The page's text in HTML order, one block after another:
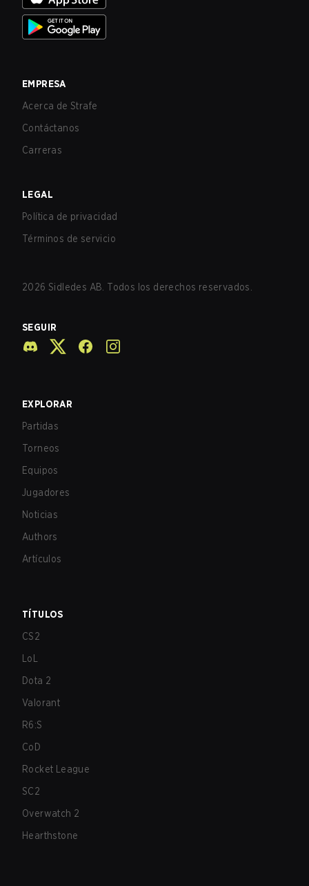
EMPRESA
Acerca de Strafe
Contáctanos
Carreras
LEGAL
Política de privacidad
Términos de servicio
2026 Sidledes AB. Todos los derechos reservados.
SEGUIR
EXPLORAR
Partidas
Torneos
Equipos
Jugadores
Noticias
Authors
Artículos
TÍTULOS
CS2
LoL
Dota 2
Valorant
R6:S
CoD
Rocket League
SC2
Overwatch 2
Hearthstone